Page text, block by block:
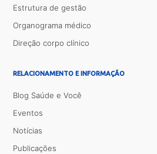
Estrutura de gestão
Organograma médico
Direção corpo clínico
RELACIONAMENTO E INFORMAÇÃO
Blog Saúde e Você
Eventos
Notícias
Publicações